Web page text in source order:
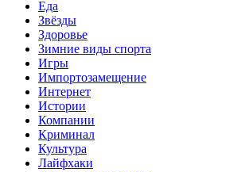
Еда
Звёзды
Здоровье
Зимние виды спорта
Игры
Импортозамещение
Интернет
Истории
Компании
Криминал
Культура
Лайфхаки